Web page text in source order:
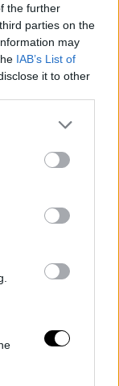
the further
parties on the
may
IAB’s List of
it to other
more Google
may click to
party tags to
below Google